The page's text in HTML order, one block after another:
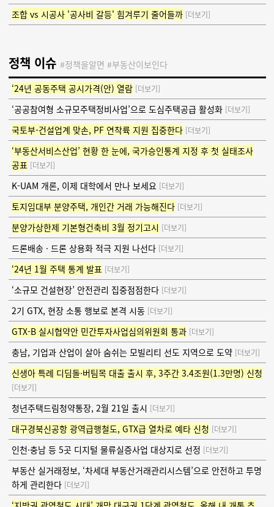
조합 vs 시공사 '공사비 갈등' 힘겨루기 줄어들까 [더보기]
정책 이슈 #정책을알면 #부동산이보인다
‘24년 공동주택 공시가격(안) 열람 [더보기]
‘공공참여형 소규모주택정비사업’으로 도심주택공급 활성화 [더보기]
국토부-건설업계 맞손, PF 연착륙 지원 집중한다 [더보기]
‘부동산서비스산업’ 현황 한 눈에, 국가승인통계 지정 후 첫 실태조사
공표 [더보기]
K-UAM 개론, 이제 대학에서 만나 보세요 [더보기]
토지임대부 분양주택, 개인간 거래 가능해진다 [더보기]
분양가상한제 기본형건축비 3월 정기고시 [더보기]
드론배송 · 드론 상용화 적극 지원 나선다 [더보기]
‘24년 1월 주택 통계 발표 [더보기]
‘소규모 건설현장’ 안전관리 집중점점한다 [더보기]
2기 GTX, 현장 소통 행보로 본격 시동 [더보기]
GTX-B 실시협약안 민간투자사업심의위원회 통과 [더보기]
충남, 기업과 산업이 살아 숨쉬는 모빌리티 선도 지역으로 도약 [더보기]
신생아 특례 디딤돌·버팀목 대출 출시 후, 3주간 3.4조원(1.3만명) 신청
[더보기]
청년주택드림청약통장, 2월 21일 출시 [더보기]
대구경북신공항 광역급행철도, GTX급 열차로 예타 신청 [더보기]
인천·충남 등 5곳 디지털 물류실증사업 대상지로 선정 [더보기]
부동산 실거래정보, ‘차세대 부동산거래관리시스템’으로 안전하고 투명
하게 관리한다 [더보기]